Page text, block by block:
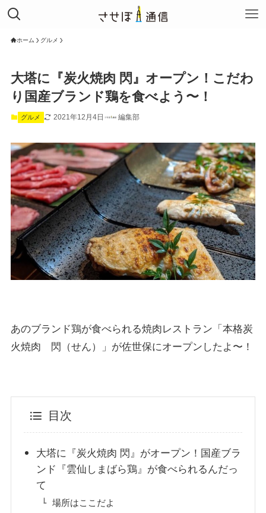
ホーム グルメ
大塔に『炭火焼肉 閃』オープン！こだわ
り国産ブランド鶏を食べよう〜！
グルメ 2021年12月4日 編集部
あのブランド鶏が食べられる焼肉レストラン「本格炭
火焼肉 閃（せん）」が佐世保にオープンしたよ〜！
目次
大塔に『炭火焼肉 閃』がオープン！国産ブラ
ンド『雲仙しまばら鶏』が食べられるんだっ
て
場所はここだよ